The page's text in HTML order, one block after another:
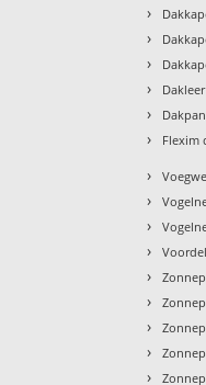
›
›
›
› Dakleer
›
› Flexim
›
›
›
›
›
›
›
›
›